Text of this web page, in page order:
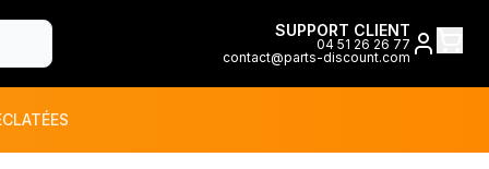
SUPPORT CLIENT
04 51 26 26 77
contact@parts-discount.com